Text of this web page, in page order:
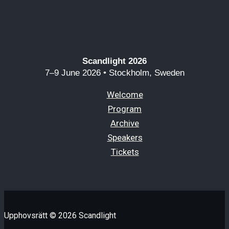
Scandlight 2026
7–9 June 2026 • Stockholm, Sweden
Welcome
Program
Archive
Speakers
Tickets
Upphovsrätt © 2026 Scandlight